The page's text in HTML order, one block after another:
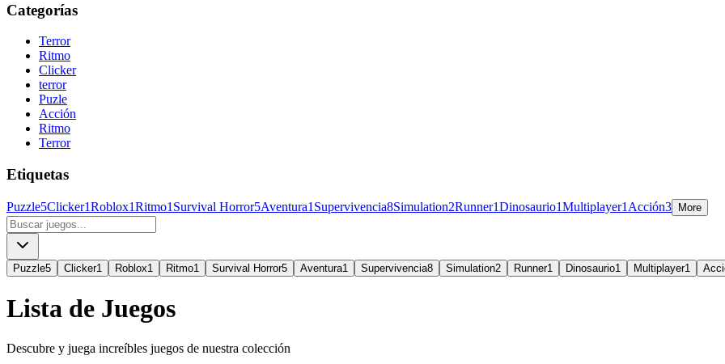
Categorías
Terror
Ritmo
Clicker
terror
Puzle
Acción
Ritmo
Terror
Etiquetas
Puzzle5Clicker1Roblox1Ritmo1 Survival Horror5Aventura1 Supervivencia8Simulation2Runner1Dinosaurio1Multiplayer1 Acción3 More
Puzzle5 Clicker1 Roblox1 Ritmo1 Survival Horror5 Aventura1 Supervivencia8 Simulation2 Runner1 Dinosaurio1 Multiplayer1
Lista de Juegos
Descubre y juega increíbles juegos de nuestra colección